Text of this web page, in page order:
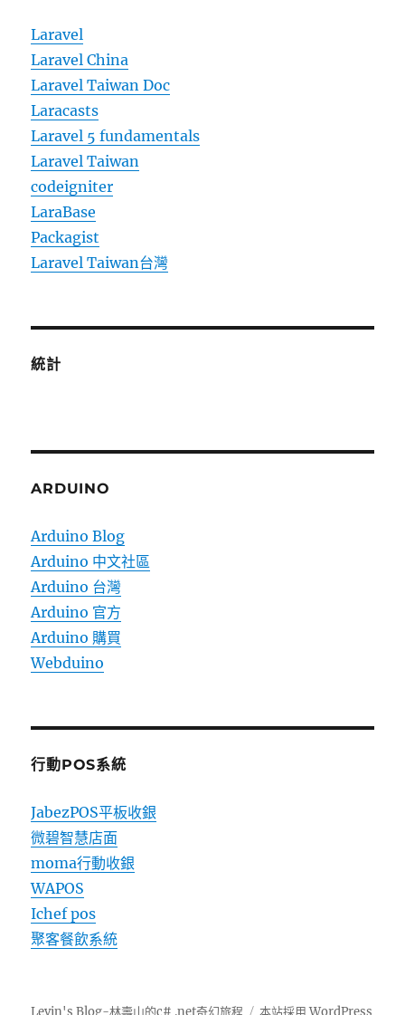
Laravel
Laravel China
Laravel Taiwan Doc
Laracasts
Laravel 5 fundamentals
Laravel Taiwan
codeigniter
LaraBase
Packagist
Laravel Taiwan台灣
統計
ARDUINO
Arduino Blog
Arduino 中文社區
Arduino 台灣
Arduino 官方
Arduino 購買
Webduino
行動POS系統
JabezPOS平板收銀
微碧智慧店面
moma行動收銀
WAPOS
Ichef pos
聚客餐飲系統
Levin's Blog-林壽山的c# .net奇幻旅程 本站採用 WordPress